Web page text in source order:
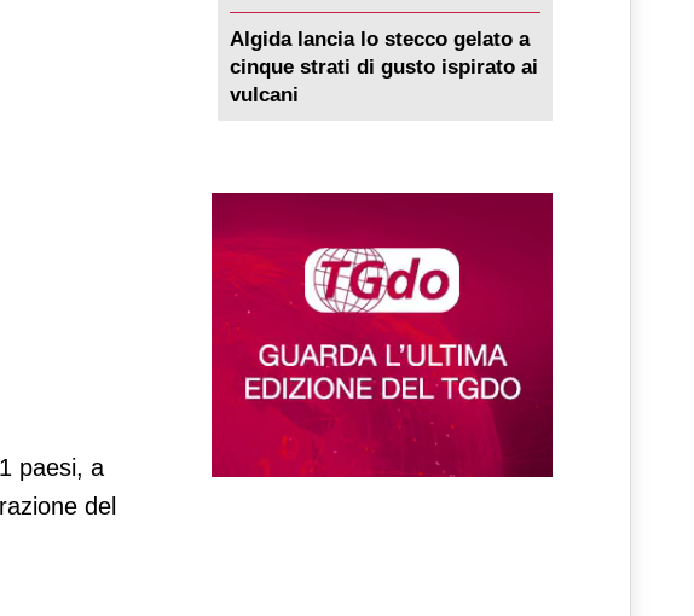
paesi, a
del
Algida lancia lo stecco gelato a
cinque strati di gusto ispirato ai
vulcani